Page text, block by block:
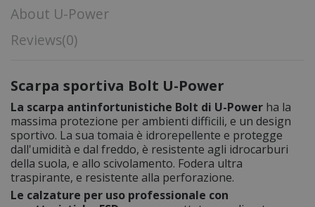
About U-Power
Reviews(0)
Scarpa sportiva Bolt U-Power
La scarpa antinfortunistiche Bolt di U-Power ha la
massima protezione per ambienti difficili, e un design
sportivo. La sua tomaia è idrorepellente e protegge
dall'umidità e dal freddo, è resistente agli idrocarburi
della suola, e allo scivolamento. Fodera ultra
traspirante, e resistente alla perforazione.
Le calzature per uso professionale con